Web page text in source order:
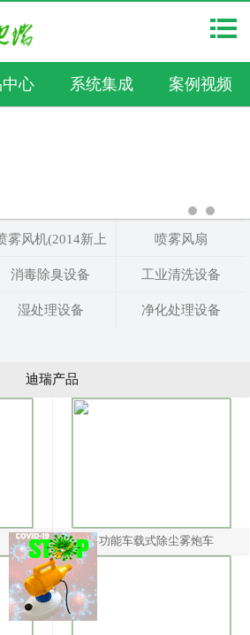
心 系统集成 案例视频
雾风机(2014新上
市)
喷雾风扇
消毒除臭设备 工业清洗设备
湿处理设备 净化处理设备
迪瑞产品
多功能车载式除尘雾炮车